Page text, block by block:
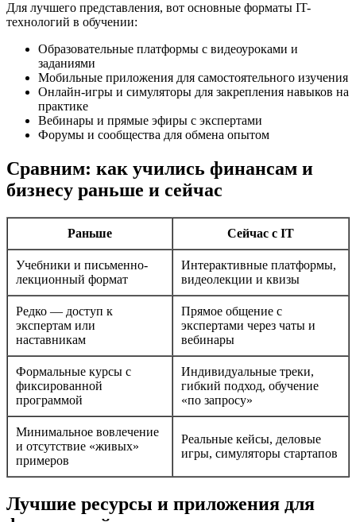
Для лучшего представления, вот основные форматы IT-
технологий в обучении:
Образовательные платформы с видеоуроками и
заданиями
Мобильные приложения для самостоятельного изучения
Онлайн-игры и симуляторы для закрепления навыков на
практике
Вебинары и прямые эфиры с экспертами
Форумы и сообщества для обмена опытом
Сравним: как учились финансам и
бизнесу раньше и сейчас
Раньше Сейчас с IT
Учебники и письменно-
лекционный формат
Интерактивные платформы,
видеолекции и квизы
Редко — доступ к
экспертам или
наставникам
Прямое общение с
экспертами через чаты и
вебинары
Формальные курсы с
фиксированной
программой
Индивидуальные треки,
гибкий подход, обучение
«по запросу»
Минимальное вовлечение
и отсутствие «живых»
примеров
Реальные кейсы, деловые
игры, симуляторы стартапов
Лучшие ресурсы и приложения для